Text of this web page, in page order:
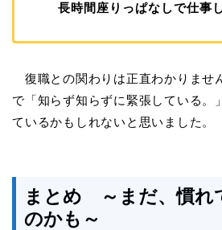
長時間座りっぱなしで仕事
復職との関わりは正直わかりませ
で「知らず知らずに緊張している。
ているかもしれないと思いました。
まとめ ～まだ、慣れ
のかも～